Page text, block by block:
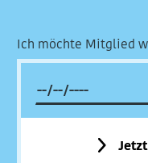
Ich möchte Mitglied